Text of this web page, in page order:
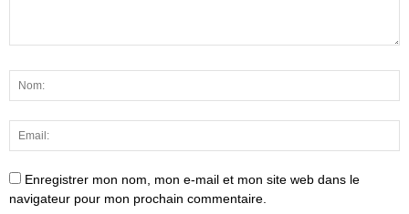
Enregistrer mon nom, mon e-mail et mon site web dans le
navigateur pour mon prochain commentaire.